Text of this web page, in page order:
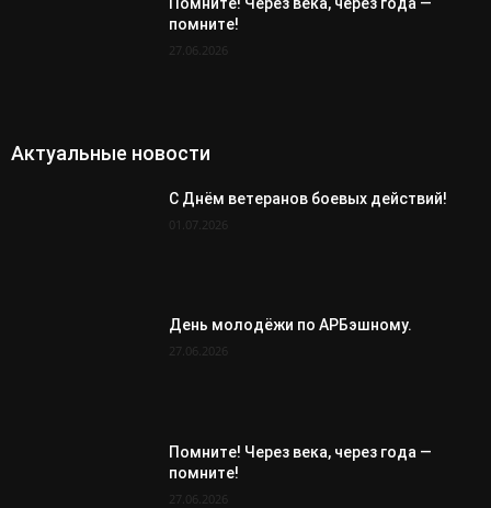
помните!
27.06.2026
Актуальные новости
С Днём ветеранов боевых действий!
01.07.2026
День молодёжи по АРБэшному.
27.06.2026
Помните! Через века, через года —
помните!
27.06.2026